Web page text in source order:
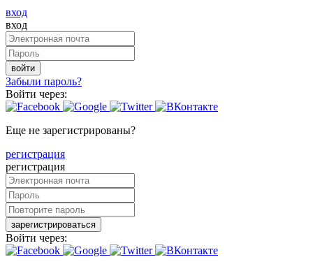
вход
вход
войти
Забыли пароль?
Войти через:
Еще не зарегистрированы?
регистрация
регистрация
зарегистрироваться
Войти через: